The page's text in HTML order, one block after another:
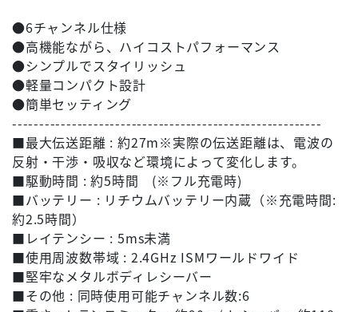
●6チャンネル仕様
●高機能ながら、ハイコストパフォーマンス
●シンプルでスタイリッシュ
●軽量コンパクト設計
●簡単セッティング
---------------------------------------------------------
■最大伝送距離 : 約27m※実際の伝送距離は、電波の
反射・干渉・吸収など環境によって変化します。
■駆動時間 : 約5時間 (※フル充電時)
■バッテリー : リチウムバッテリー内蔵（※充電時間:
約2.5時間）
■レイテンシー : 5ms未満
■使用周波数帯域 : 2.4GHz ISMワールドワイド
■堅牢なメタルボディレシーバー
■その他 : 同時使用可能チャンネル数:6